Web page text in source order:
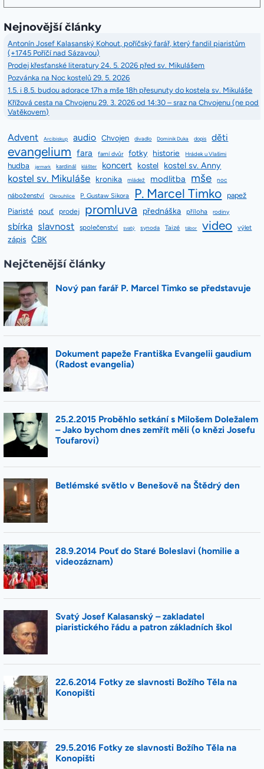
Nejnovější články
Antonín Josef Kalasanský Kohout, poříčský farář, který fandil piaristům
(+1745 Poříčí nad Sázavou)
Prodej křesťanské literatury 24. 5. 2026 před sv. Mikulášem
Pozvánka na Noc kostelů 29. 5. 2026
1.5. i 8.5. budou adorace 17h a mše 18h přesunuty do kostela sv. Mikuláše
Křížová cesta na Chvojenu 29. 3. 2026 od 14:30 – sraz na Chvojenu (ne pod
Vatěkovem)
Advent Arcibiskup audio Chvojen divadlo Dominik Duka dopis děti
evangelium fara farní dvůr fotky historie Hrádek u Vlašimi
hudba jarmark kardinál klášter koncert kostel kostel sv. Anny
kostel sv. Mikuláše kronika mládež modlitba mše noc
náboženství Okrouhlice P. Gustaw Sikora P. Marcel Timko
papež
Piaristé
pouť prodej promluva přednáška příloha rodiny
sbírka slavnost společenství svatý synoda Taizé tábor video výlet
zápis ČBK
Nejčtenější články